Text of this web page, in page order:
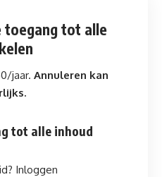
toegangtot alle
jaar. Annuleren kan
tot alle inhoud
Inloggen